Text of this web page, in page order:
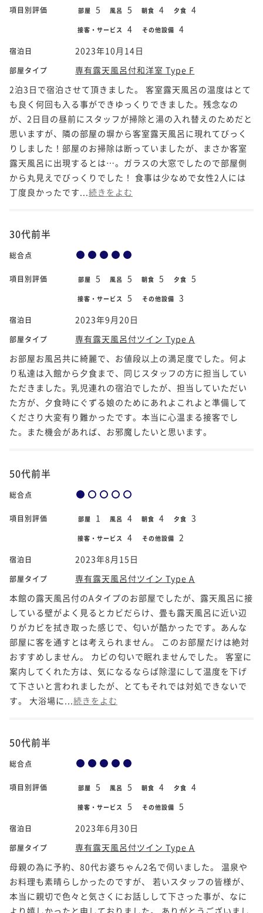
項目別評価 部屋 5 風呂 5 朝食 4 夕食 4
接客・サービス 4 その他設備 4
宿泊日 2023年10月14日
部屋タイプ
専有露天風呂付和洋室 Type F
2泊3日で宿泊させて頂きました。 客室露天風呂の温度はとて
も良く何回も入る事ができゆっくりできました。残念なの
が、2日目の昼前にスタッフが掃除と湯の入れ替えのためだと
思いますが、隣の部屋の塀から客室露天風呂に現れてびっく
りしました！部屋のお掃除は断っていましたが、まさか客室
露天風呂に出現するとは…。ガラスの大窓でしたので部屋側
から丸見えでびっくりでした！ 食事は少なめで女性2人には
丁度良かったです... 続きをよむ
30代前半
総合点
項目別評価 部屋 5 風呂 5 朝食 5 夕食 5
接客・サービス 5 その他設備 3
宿泊日 2023年9月20日
部屋タイプ
専有露天風呂付ツイン Type A
お部屋お風呂共に綺麗で、お値段以上の満足度でした。何よ
り私達は入館から夕食まで、同じスタッフの方に担当してい
ただきました。乳児連れの宿泊でしたが、担当していただい
た方が、夕食時にぐずる娘のためにあれよこれよと準備して
くださり大変有り難かったです。本当に心温まる接客でし
た。また機会があれば、お邪魔したいと思います。
50代前半
総合点
項目別評価 部屋 1 風呂 4 朝食 4 夕食 3
接客・サービス 4 その他設備 2
宿泊日 2023年8月15日
部屋タイプ
専有露天風呂付ツイン Type A
本館の露天風呂付のAタイプのお部屋でしたが、露天風呂に接
している壁がよく見るとカビだらけ、畳も露天風呂に近い辺
りがカビを拭き取った感じで、匂いが酷かったです。あんな
部屋に客を通すとは考えられません。 このお部屋だけは絶対
おすすめしません。 カビの匂いで眠れませんでした。 客室に
案内してくれた方は、気になるならば除湿にして温度を下げ
て下さいと言われましたが、とてもそれでは対処できないで
す。 大浴場に... 続きをよむ
50代前半
総合点
項目別評価 部屋 5 風呂 5 朝食 4 夕食 4
接客・サービス 5 その他設備 5
宿泊日 2023年6月30日
部屋タイプ
専有露天風呂付ツイン Type A
母親の為に予約、80代お婆ちゃん2名で伺いました。 温泉や
お料理も素晴らしかったのですが、 若いスタッフの皆様が、
本当に親切で色々と気さくにお話しして下さった事が、なに
より嬉しかったと申しておりました。 ありがとうございまし